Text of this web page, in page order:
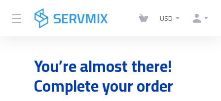
USD
You’re almost there!
Complete your order